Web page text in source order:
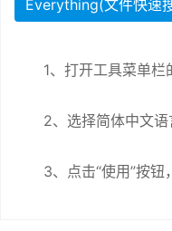
Everything(文件快速
1、打开工具菜单栏
2、选择简体中文语
3、点击“使用”按钮